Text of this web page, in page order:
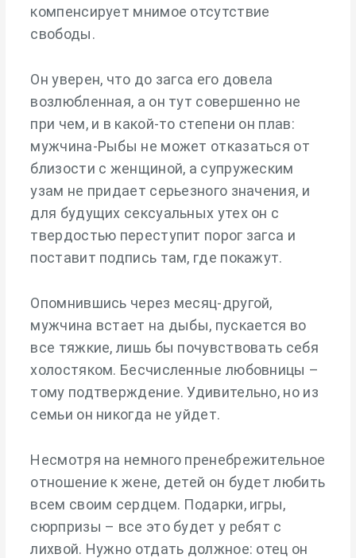
компенсирует мнимое отсутствие
свободы.
Он уверен, что до загса его довела
возлюбленная, а он тут совершенно не
при чем, и в какой-то степени он плав:
мужчина-Рыбы не может отказаться от
близости с женщиной, а супружеским
узам не придает серьезного значения, и
для будущих сексуальных утех он с
твердостью переступит порог загса и
поставит подпись там, где покажут.
Опомнившись через месяц-другой,
мужчина встает на дыбы, пускается во
все тяжкие, лишь бы почувствовать себя
холостяком. Бесчисленные любовницы –
тому подтверждение. Удивительно, но из
семьи он никогда не уйдет.
Несмотря на немного пренебрежительное
отношение к жене, детей он будет любить
всем своим сердцем. Подарки, игры,
сюрпризы – все это будет у ребят с
лихвой. Нужно отдать должное: отец он